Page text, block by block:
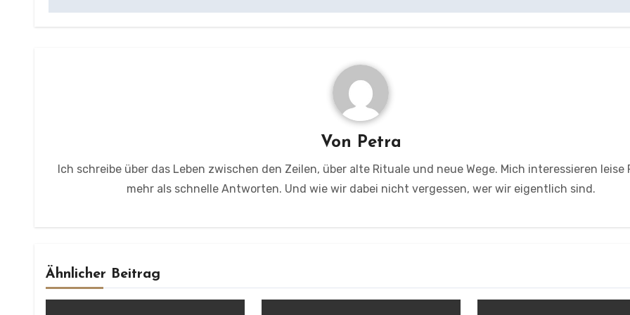
Von Petra
Ich schreibe über das Leben zwischen den Zeilen, über alte Rituale und neue Wege. Mich interessieren leise
mehr als schnelle Antworten. Und wie wir dabei nicht vergessen, wer wir eigentlich sind.
Ähnlicher Beitrag